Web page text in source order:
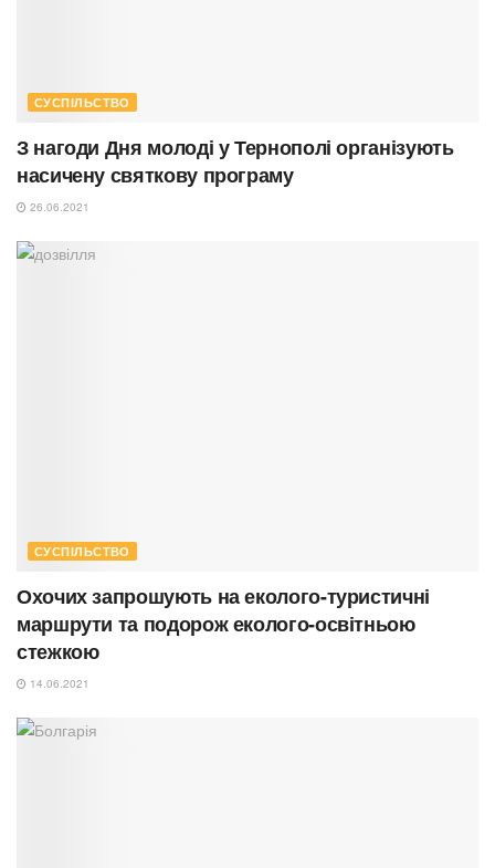
СУСПІЛЬСТВО
З нагоди Дня молоді у Тернополі організують
насичену святкову програму
26.06.2021
СУСПІЛЬСТВО
Охочих запрошують на еколого-туристичні
маршрути та подорож еколого-освітньою
стежкою
14.06.2021